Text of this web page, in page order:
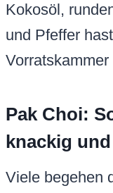
Kokosöl,
und Pfeffer
Vorratskammer
Pak Choi:
knackig
Viele begehen